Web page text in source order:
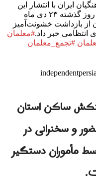
ایران با انتشار این
ویدیو از حاشیه تجمع معلمان مشهد در روز گذشته ۲۳ دی ماه
از بازداشت خشونت‌آمیز
انتظامی خبر داد.#معلمان
#تجمع_معلمان
ساکن استان
از حضور و سخنرانی در
مأموران دستگیر